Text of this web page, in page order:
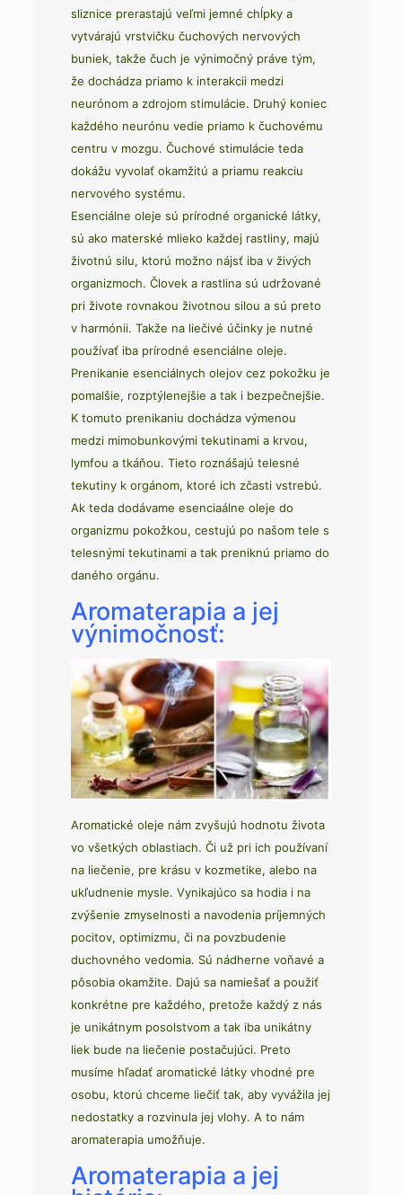
sliznice prerastajú veľmi jemné chĺpky a
vytvárajú vrstvičku čuchových nervových
buniek, takže čuch je výnimočný práve tým,
že dochádza priamo k interakcii medzi
neurónom a zdrojom stimulácie. Druhý koniec
každého neurónu vedie priamo k čuchovému
centru v mozgu. Čuchové stimulácie teda
dokážu vyvolať okamžitú a priamu reakciu
nervového systému.
Esenciálne oleje sú prírodné organické látky,
sú ako materské mlieko každej rastliny, majú
životnú silu, ktorú možno nájsť iba v živých
organizmoch. Človek a rastlina sú udržované
pri živote rovnakou životnou silou a sú preto
v harmónii. Takže na liečivé účinky je nutné
používať iba prírodné esenciálne oleje.
Prenikanie esenciálnych olejov cez pokožku je
pomalšie, rozptýlenejšie a tak i bezpečnejšie.
K tomuto prenikaniu dochádza výmenou
medzi mimobunkovými tekutinami a krvou,
lymfou a tkáňou. Tieto roznášajú telesné
tekutiny k orgánom, ktoré ich zčasti vstrebú.
Ak teda dodávame esenciaálne oleje do
organizmu pokožkou, cestujú po našom tele s
telesnými tekutinami a tak preniknú priamo do
daného orgánu.
Aromaterapia a jej
výnimočnosť:
Aromatické oleje nám zvyšujú hodnotu života
vo všetkých oblastiach. Či už pri ich používaní
na liečenie, pre krásu v kozmetike, alebo na
ukľudnenie mysle. Vynikajúco sa hodia i na
zvýšenie zmyselnosti a navodenia príjemných
pocitov, optimizmu, či na povzbudenie
duchovného vedomia. Sú nádherne voňavé a
pôsobia okamžite. Dajú sa namiešať a použiť
konkrétne pre každého, pretože každý z nás
je unikátnym posolstvom a tak iba unikátny
liek bude na liečenie postačujúci. Preto
musíme hľadať aromatické látky vhodné pre
osobu, ktorú chceme liečiť tak, aby vyvážila jej
nedostatky a rozvinula jej vlohy. A to nám
aromaterapia umožňuje.
Aromaterapia a jej